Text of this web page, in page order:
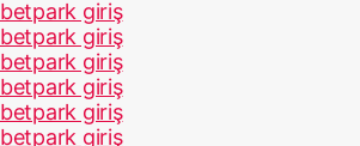
betpark giriş
betpark giriş
betpark giriş
betpark giriş
betpark giriş
betpark giriş